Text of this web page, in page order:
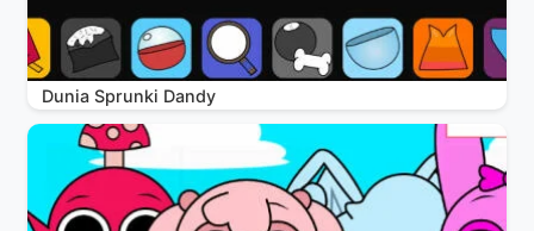
Dunia Sprunki Dandy